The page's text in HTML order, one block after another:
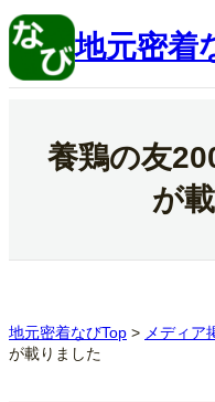
内
容
ス
地元密着
養鶏の友
が
地元密着なびTop > メディア
が載りました